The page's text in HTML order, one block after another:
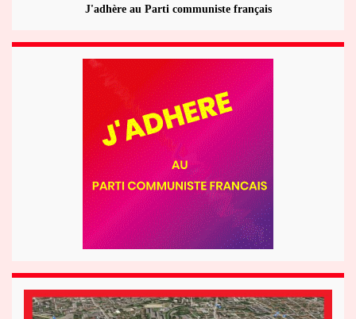
J'adhère au Parti communiste français